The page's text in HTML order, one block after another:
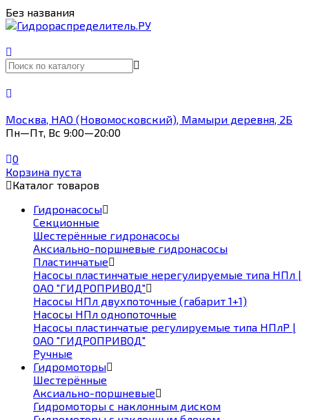
Без названия
Москва, НАО (Новомосковский), Мамыри деревня, 2Б
Пн—Пт, Вс 9:00—20:00
0
Корзина пуста
Каталог товаров
Гидронасосы
Секционные
Шестерённые гидронасосы
Аксиально-поршневые гидронасосы
Пластинчатые
Насосы пластинчатые нерегулируемые типа НПл |
ОАО "ГИДРОПРИВОД"
Насосы НПл двухпоточные (габарит 1+1)
Насосы НПл однопоточные
Насосы пластинчатые регулируемые типа НПлР |
ОАО "ГИДРОПРИВОД"
Ручные
Гидромоторы
Шестерённые
Аксиально-поршневые
Гидромоторы с наклонным диском